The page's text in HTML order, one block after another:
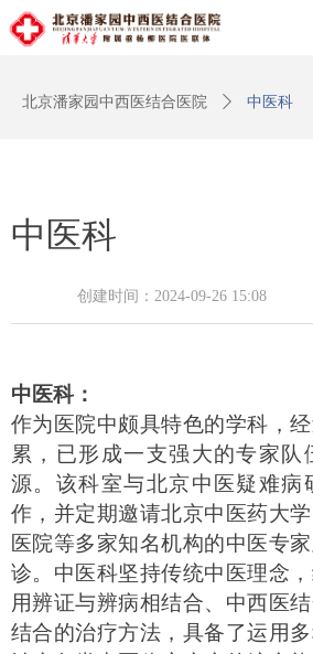
中医科
中医科：
作为医院中颇具特色的学科，
累，已形成一支强大的专家队
源。该科室与北京中医疑难病
作，并定期邀请北京中医药大
医院等多家知名机构的中医专
诊。中医科坚持传统中医理念
用辨证与辨病相结合、中西医
结合的治疗方法，具备了运用
创建时间： 2024-09-26 15:08
北京潘家园中西医结合医院 ꄲ 中医科